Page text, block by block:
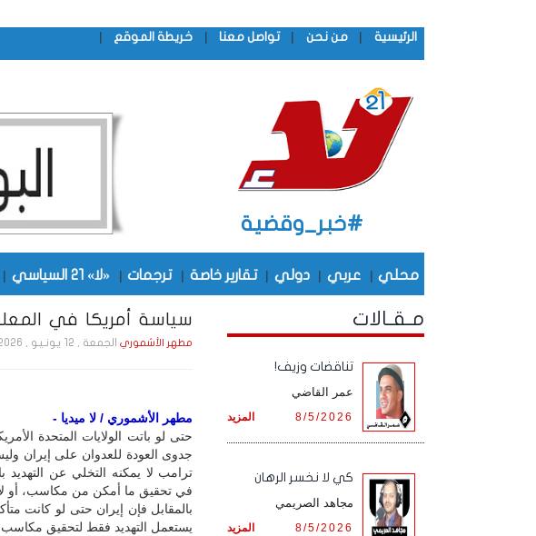
الرئيسية | من نحن | تواصل معنا | خريطة الموقع |
#خبر_وقضية
محلي | عربي | دولي | تقارير خاصة | ترجمات | «لا» 21 السياسي |
سياسة أمريكا في
مطهر الأشموريالجمعة , 12 يـونـيـو , 2026 الساعة 3:21:49 AM
مطهر الأشموري / لا ميديا -
حتى لو باتت الولايات المتحدة
جدوى العودة للعدوان على إيران
ترامب لا يمكنه التخلي عن التهديد
في تحقيق ما أمكن من مكاسب، أو
بالمقابل فإن إيران حتى لو كانت
يستعمل التهديد فقط لتحقيق مكاسب
مـقـالات
تناقضات وزيف!
عمر القاضي
المزيد 8/5/2026
كي لا نخسر الرهان
مجاهد الصريمي
المزيد 8/5/2026